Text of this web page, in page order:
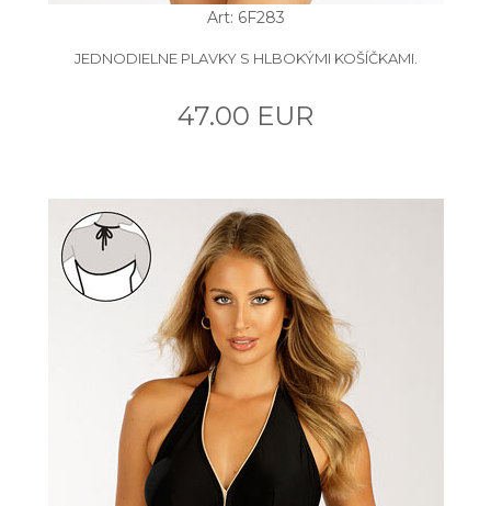
Art: 6F283
JEDNODIELNE PLAVKY S HLBOKÝMI KOŠÍČKAMI.
47.00 EUR